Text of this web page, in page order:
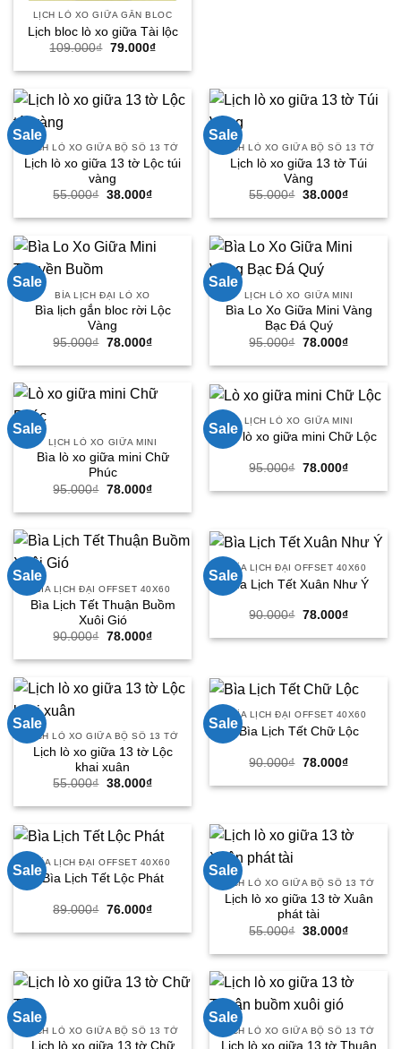
LỊCH LÒ XO GIỮA GẮN BLOC
Lịch bloc lò xo giữa Tài lộc
109.000₫ Giá
là:
79.000₫Giá
tại
79.000₫.
Sale
LỊCH LÒ XO GIỮA BỘ SỐ 13 TỜ
Lịch lò xo giữa 13 tờ Lộc túi
vàng
55.000₫ Giá
là:
38.000₫Giá
tại
38.000₫.
Sale
LỊCH LÒ XO GIỮA BỘ SỐ 13 TỜ
Lịch lò xo giữa 13 tờ Túi
Vàng
55.000₫ Giá
là:
38.000₫Giá
tại
38.000₫.
Sale
BÌA LỊCH ĐẠI LÒ XO
Bìa lịch gắn bloc rời Lộc
Vàng
95.000₫ Giá
là:
78.000₫Giá
tại
78.000₫.
Sale
LỊCH LÒ XO GIỮA MINI
Bìa Lo Xo Giữa Mini Vàng
Bạc Đá Quý
95.000₫ Giá
là:
78.000₫Giá
tại
78.000₫.
Sale
LỊCH LÒ XO GIỮA MINI
Bìa lò xo giữa mini Chữ
Phúc
95.000₫ Giá
là:
78.000₫Giá
tại
78.000₫.
Sale
LỊCH LÒ XO GIỮA MINI
Bìa lò xo giữa mini Chữ Lộc
95.000₫ Giá
là:
78.000₫Giá
tại
Sale
BÌA LỊCH ĐẠI OFFSET 40X60
Bìa Lịch Tết Thuận Buồm
Xuôi Gió
90.000₫ Giá
là:
78.000₫Giá
tại
78.000₫.
Sale
BÌA LỊCH ĐẠI OFFSET 40X60
Bìa Lịch Tết Xuân Như Ý
90.000₫ Giá
là:
78.000₫Giá
tại
Sale
LỊCH LÒ XO GIỮA BỘ SỐ 13 TỜ
Lịch lò xo giữa 13 tờ Lộc
khai xuân
55.000₫ Giá
là:
38.000₫Giá
tại
38.000₫.
Sale
BÌA LỊCH ĐẠI OFFSET 40X60
Bìa Lịch Tết Chữ Lộc
90.000₫ Giá
là:
78.000₫Giá
tại
Sale
BÌA LỊCH ĐẠI OFFSET 40X60
Bìa Lịch Tết Lộc Phát
89.000₫ Giá
là:
76.000₫Giá
tại
Sale
LỊCH LÒ XO GIỮA BỘ SỐ 13 TỜ
Lịch lò xo giữa 13 tờ Xuân
phát tài
55.000₫ Giá
là:
38.000₫Giá
tại
38.000₫.
Sale
LỊCH LÒ XO GIỮA BỘ SỐ 13 TỜ
Lịch lò xo giữa 13 tờ Chữ
Sale
LỊCH LÒ XO GIỮA BỘ SỐ 13 TỜ
Lịch lò xo giữa 13 tờ Thuận